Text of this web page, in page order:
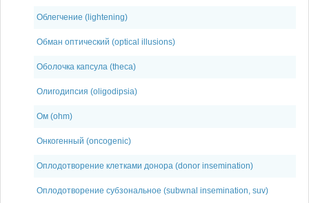
Облегчение (lightening)
Обман оптический (optical illusions)
Оболочка капсула (theca)
Олигодипсия (oligodipsia)
Ом (ohm)
Онкогенный (oncogenic)
Оплодотворение клетками донора (donor insemination)
Оплодотворение субзональное (subwnal insemination, suv)